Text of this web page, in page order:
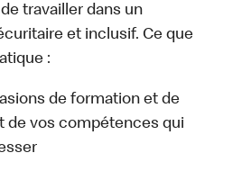
travailler dans un
et inclusif. Ce que
:
de formation et de
de vos compétences qui